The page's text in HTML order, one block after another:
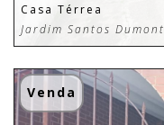
Casa Térrea
Jardim Santos Dumont
Venda